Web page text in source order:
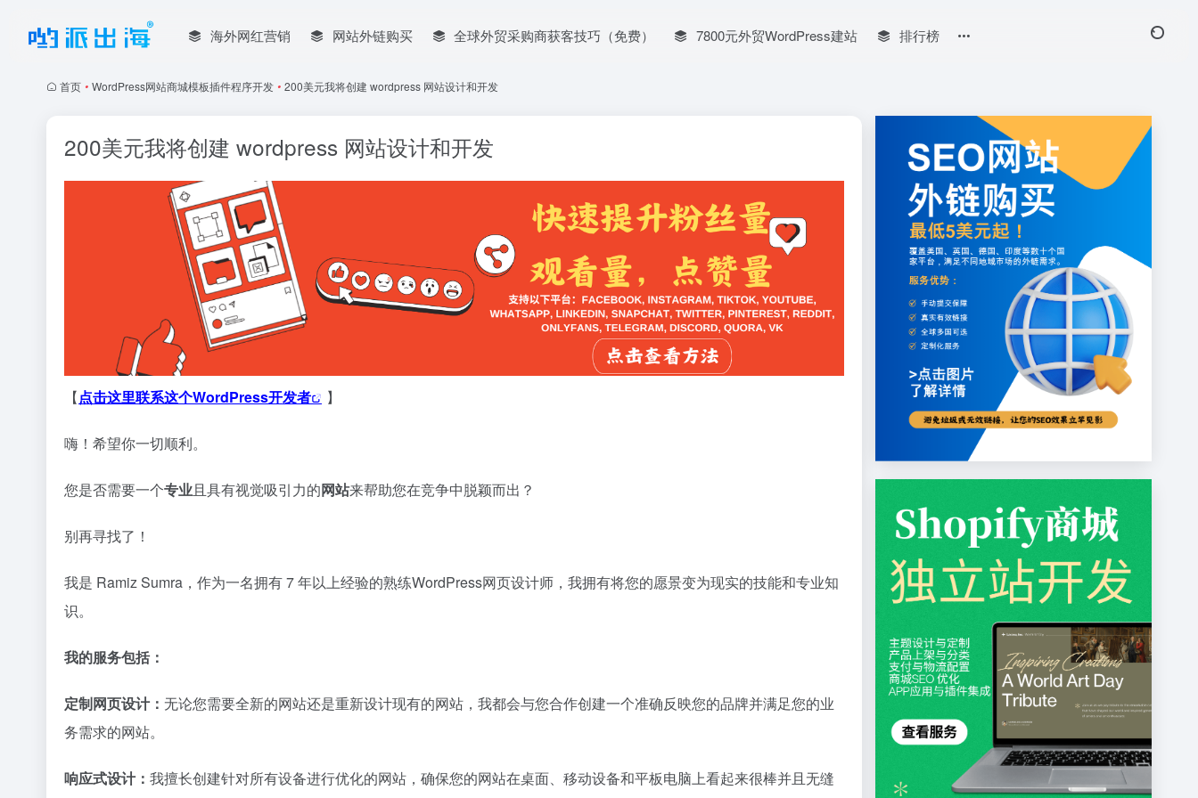
海外网红营销 网站外链购买 全球外贸采购商获客技巧（免费） 7800元外贸WordPress建站 排行榜
首页 • WordPress网站商城模板插件程序开发 • 200美元我将创建 wordpress 网站设计和开发
200美元我将创建 wordpress 网站设计和开发
【点击这里联系这个WordPress开发者 】
嗨！希望你一切顺利。
您是否需要一个专业且具有视觉吸引力的网站来帮助您在竞争中脱颖而出？
别再寻找了！
我是 Ramiz Sumra，作为一名拥有 7 年以上经验的熟练WordPress网页设计师，我拥有将您的愿景变为现实的技能和专业知
识。
我的服务包括：
定制网页设计： 无论您需要全新的网站还是重新设计现有的网站，我都会与您合作创建一个准确反映您的品牌并满足您的业
务需求的网站。
响应式设计： 我擅长创建针对所有设备进行优化的网站，确保您的网站在桌面、移动设备和平板电脑上看起来很棒并且无缝